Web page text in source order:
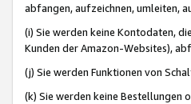
abfangen, aufzeichnen, umleiten,
(i) Sie werden keine Kontodaten,
Kunden der Amazon-Websites),
(j) Sie werden Funktionen von
(k) Sie werden keine Bestellungen